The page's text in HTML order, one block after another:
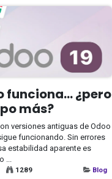
funciona... ¿pero
más?
versiones antiguas de Odoo
funcionando. Sin errores
estabilidad aparente es
1289 Blog